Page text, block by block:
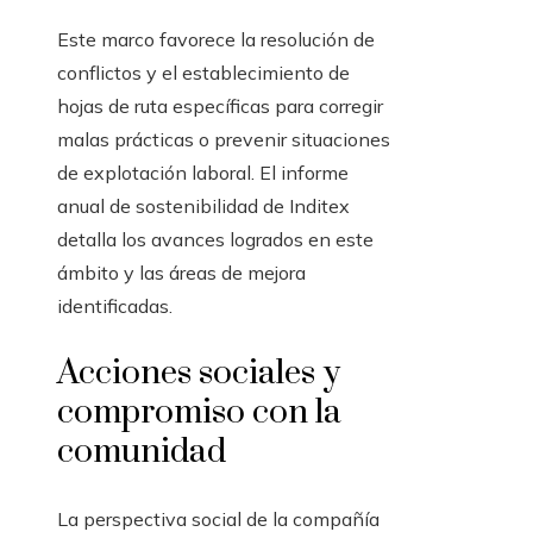
Este marco favorece la resolución de
conflictos y el establecimiento de
hojas de ruta específicas para corregir
malas prácticas o prevenir situaciones
de explotación laboral. El informe
anual de sostenibilidad de Inditex
detalla los avances logrados en este
ámbito y las áreas de mejora
identificadas.
Acciones sociales y
compromiso con la
comunidad
La perspectiva social de la compañía